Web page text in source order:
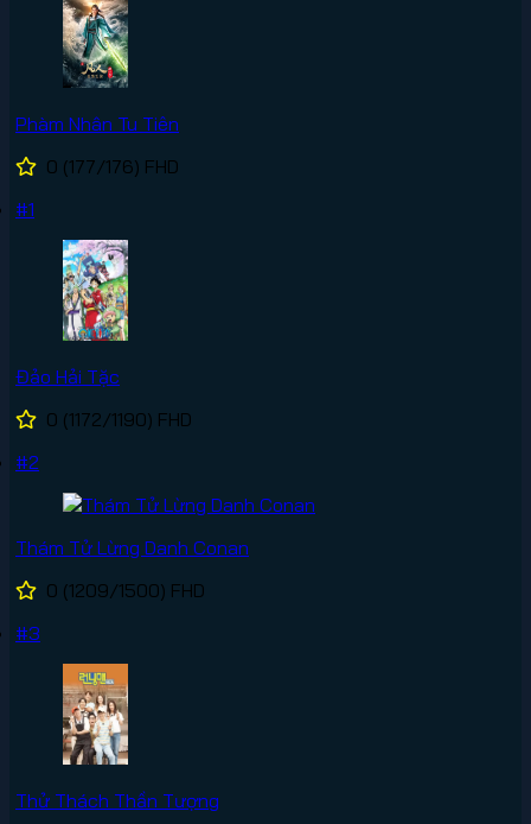
Phàm Nhân Tu Tiên
0 (177/176) FHD
#1
Đảo Hải Tặc
0 (1172/1190) FHD
#2
Thám Tử Lừng Danh Conan
0 (1209/1500) FHD
#3
Thử Thách Thần Tượng